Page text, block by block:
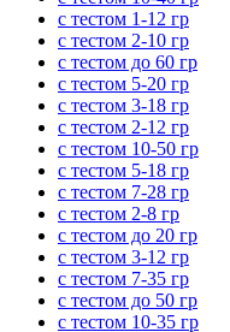
с тестом 1-12 гр
с тестом 2-10 гр
с тестом до 60 гр
с тестом 5-20 гр
с тестом 3-18 гр
с тестом 2-12 гр
с тестом 10-50 гр
с тестом 5-18 гр
с тестом 7-28 гр
с тестом 2-8 гр
с тестом до 20 гр
с тестом 3-12 гр
с тестом 7-35 гр
с тестом до 50 гр
с тестом 10-35 гр